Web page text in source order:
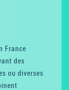
France
des
ou diverses